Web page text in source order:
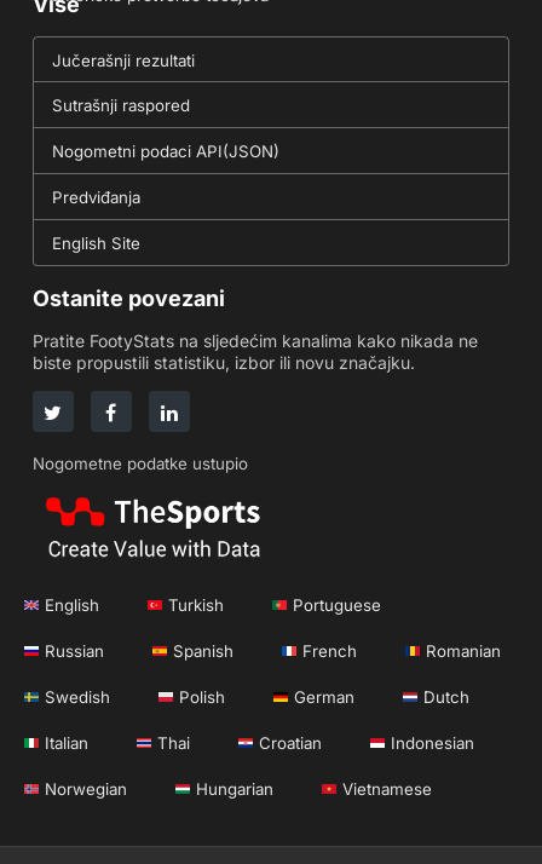
Jučerašnji rezultati
Sutrašnji raspored
Nogometni podaci API(JSON)
Predviđanja
English Site
Ostanite povezani
Pratite FootyStats na sljedećim kanalima kako nikada ne
biste propustili statistiku, izbor ili novu značajku.
Nogometne podatke ustupio
English Turkish Portuguese
Russian Spanish French Romanian
Swedish Polish German Dutch
Italian Thai Croatian Indonesian
Norwegian Hungarian Vietnamese